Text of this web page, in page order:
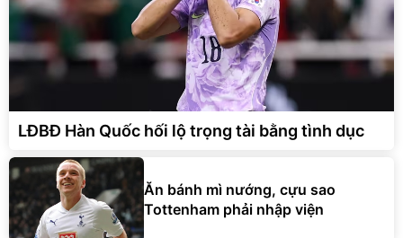
LĐBĐ Hàn Quốc hối lộ trọng tài bằng tình dục
Ăn bánh mì nướng, cựu sao
Tottenham phải nhập viện